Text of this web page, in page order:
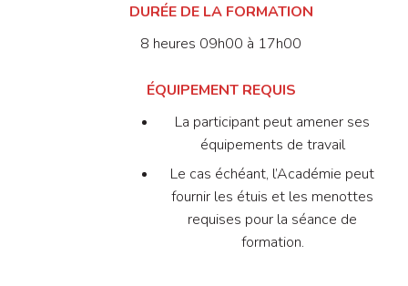
DURÉE DE LA FORMATION
8 heures 09h00 à 17h00
ÉQUIPEMENT REQUIS
La participant peut amener ses
équipements de travail
Le cas échéant, l’Académie peut
fournir les étuis et les menottes
requises pour la séance de
formation.